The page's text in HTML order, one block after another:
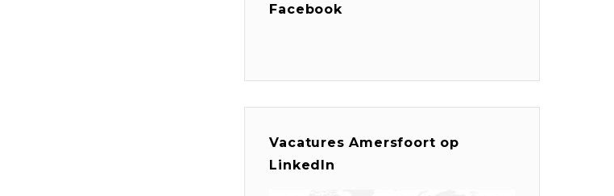
Facebook
Vacatures Amersfoort op
LinkedIn